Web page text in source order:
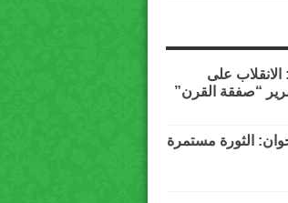
على
“صفقة القرن”
الثورة مستمرة